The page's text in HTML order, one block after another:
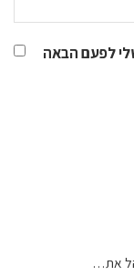
לפעם הבאה